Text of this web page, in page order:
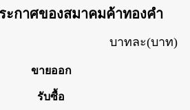
ะกาศของสมาคมค้าทองคำ
บาทละ(บาท)
ขายออก
รับซื้อ